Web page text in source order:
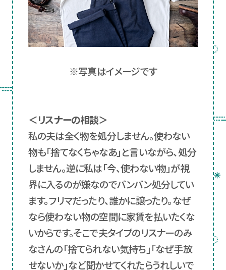
※写真はイメージです
＜リスナーの相談＞
私の夫は全く物を処分しません。使わない
物も「捨てなくちゃなあ」と言いながら、処分
しません。逆に私は「今、使わない物」が視
界に入るのが嫌なのでバンバン処分してい
ます。フリマだったり、誰かに譲ったり。なぜ
なら使わない物の空間に家賃を払いたくな
いからです。そこで夫タイプのリスナーのみ
なさんの「捨てられない気持ち」「なぜ手放
せないか」など聞かせてくれたらうれしいで